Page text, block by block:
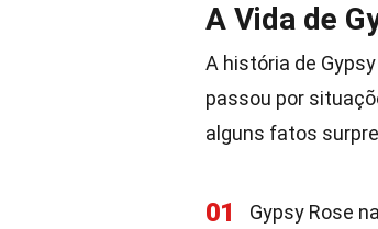
A Vida de
A história de
passou por
alguns fatos
01 Gypsy Rose